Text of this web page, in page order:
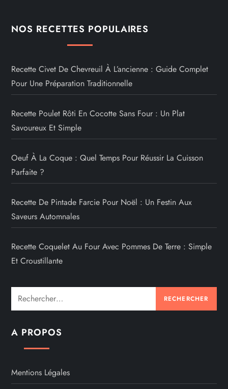
NOS RECETTES POPULAIRES
Recette Civet De Chevreuil À L’ancienne : Guide Complet
Pour Une Préparation Traditionnelle
Recette Poulet Rôti En Cocotte Sans Four : Un Plat
Savoureux Et Simple
Oeuf À La Coque : Quel Temps Pour Réussir La Cuisson
Parfaite ?
Recette De Pintade Farcie Pour Noël : Un Festin Aux
Saveurs Automnales
Recette Coquelet Au Four Avec Pommes De Terre : Simple
Et Croustillante
Rechercher :
A PROPOS
Mentions Légales